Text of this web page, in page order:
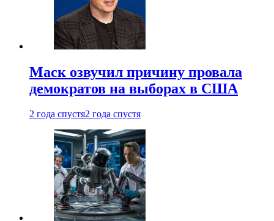
Маск озвучил причину провала
демократов на выборах в США
2 года спустя2 года спустя